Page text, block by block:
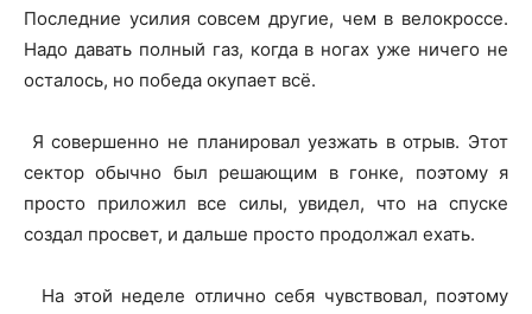
Последние усилия совсем другие, чем в велокроссе.
Надо давать полный газ, когда в ногах уже ничего не
осталось, но победа окупает всё.
Я совершенно не планировал уезжать в отрыв. Этот
сектор обычно был решающим в гонке, поэтому я
просто приложил все силы, увидел, что на спуске
создал просвет, и дальше просто продолжал ехать.
На этой неделе отлично себя чувствовал, поэтому